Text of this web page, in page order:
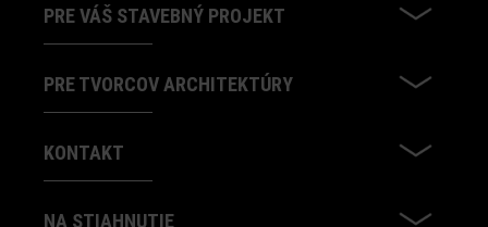
PRE VÁŠ STAVEBNÝ PROJEKT
PRE TVORCOV ARCHITEKTÚRY
KONTAKT
NA STIAHNUTIE